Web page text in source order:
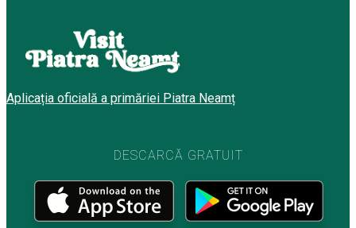
Aplicația oficială a primăriei Piatra Neamț
DESCARCĂ GRATUIT